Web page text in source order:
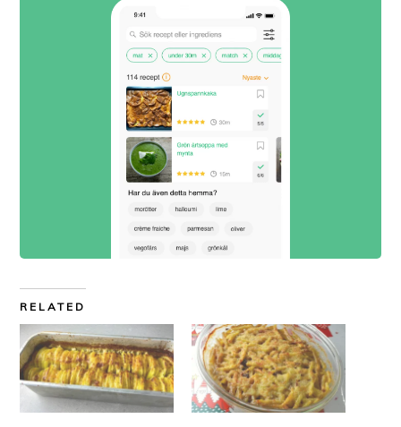
RELATED